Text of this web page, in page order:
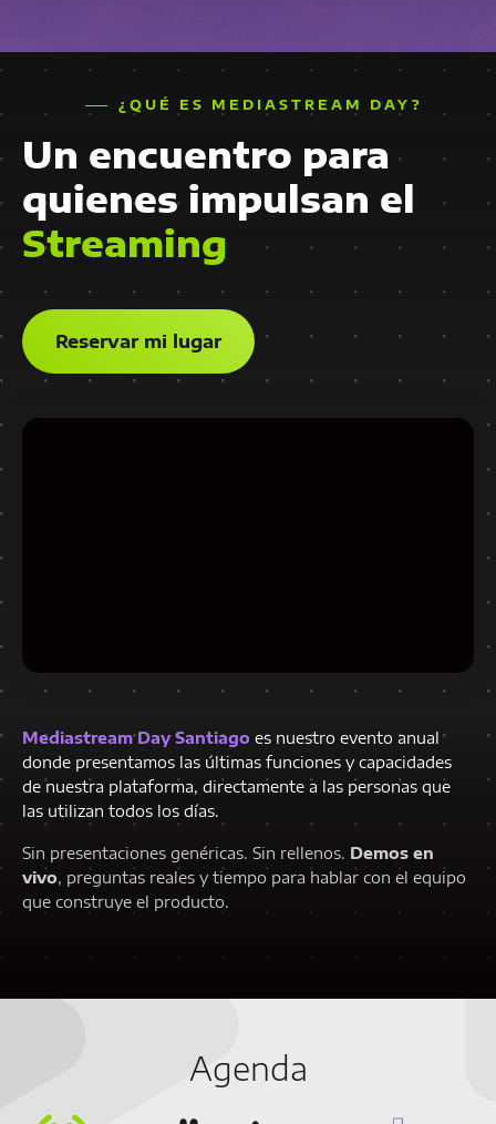
¿QUÉ ES MEDIASTREAM DAY?
Un encuentro para
quienes impulsan el
Streaming
Reservar mi lugar
Mediastream Day Santiago es nuestro evento anual
donde presentamos las últimas funciones y capacidades
de nuestra plataforma, directamente a las personas que
las utilizan todos los días.
Sin presentaciones genéricas. Sin rellenos. Demos en
vivo, preguntas reales y tiempo para hablar con el equipo
que construye el producto.
Agenda